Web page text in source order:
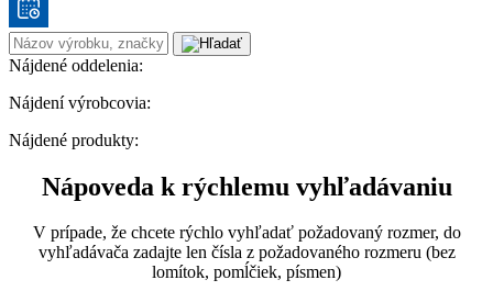
Nájdené oddelenia:
Nájdení výrobcovia:
Nájdené produkty:
Nápoveda k rýchlemu vyhľadávaniu
V prípade, že chcete rýchlo vyhľadať požadovaný rozmer, do
vyhľadávača zadajte len čísla z požadovaného rozmeru (bez
lomítok, pomĺčiek, písmen)